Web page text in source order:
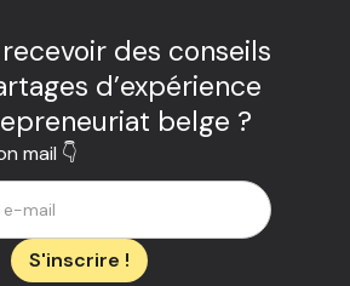
des conseils
d’expérience
belge ?
mail 👇